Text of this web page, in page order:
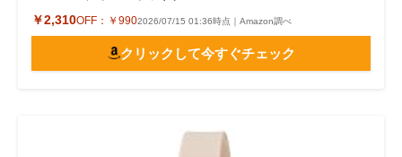
￥2,310OFF： ￥9902026/07/15 01:36時点｜Amazon調べ
クリックして今すぐチェック